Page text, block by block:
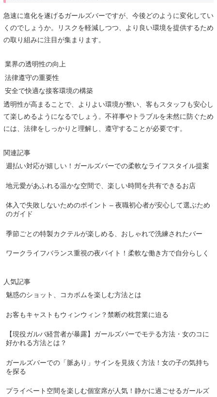
急速に進化を遂げるガールズバーですが、今後どのように変化してい
くのでしょうか。リスクを軽減しつつ、より良い環境を提供するため
の取り組みに注目が集まります。
業界の透明性の向上
法律遵守の重要性
安全で快適な接客環境の構築
透明性が高まることで、よりよい環境が整い、客もスタッフも安心し
て楽しめるようになるでしょう。不祥事やトラブルを未然に防ぐため
には、法律をしっかりと理解し、遵守することが必要です。
関連記事
週払い対応が嬉しい！ガールズバーでの柔軟なライフスタイル提案
地元愛があふれる温かな空間で、楽しい時間を共有できるお店
体入で失敗しないためのポイント – 夜職初心者が安心して選ぶため
のガイド
季節ごとの特製カクテルが楽しめる、おしゃれで洗練されたバー
ワークライフバランス重視の夜バイト！柔軟な働き方で自分らしく
人気記事
魅惑のショット、コカボムを楽しむ方法とは
お客もキャストもウィンウィン？禁断の枕営業に迫る
【現役ガルバ経営者が暴露】ガールズバーでモテる方法・女のコに
好かれる方法とは？
ガールズバーでの「脈あり」サインを見抜く方法！女の子の気持ち
を探る
プライベート空間を楽しむ個室席が人気！静かに過ごせるガールズ